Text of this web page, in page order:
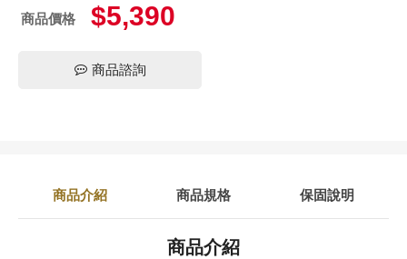
商品價格 $5,390
商品諮詢
商品介紹 商品規格 保固說明
商品介紹